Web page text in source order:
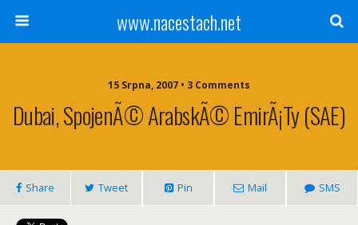
www.nacestach.net
15 Srpna, 2007 • 3 Comments
Dubai, SpojenÃ© ArabskÃ© EmirÃ¡ty (SAE)
Share Tweet Pin Mail SMS